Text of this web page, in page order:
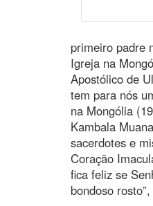
primeiro padre
Igreja na
Apostólico de
tem para nós
na Mongólia
Kambala
sacerdotes e
Coração
fica feliz se
bondoso